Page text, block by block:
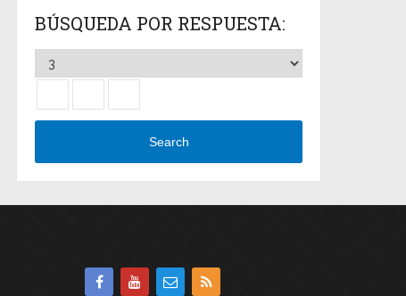
BÚSQUEDA POR RESPUESTA:
Search